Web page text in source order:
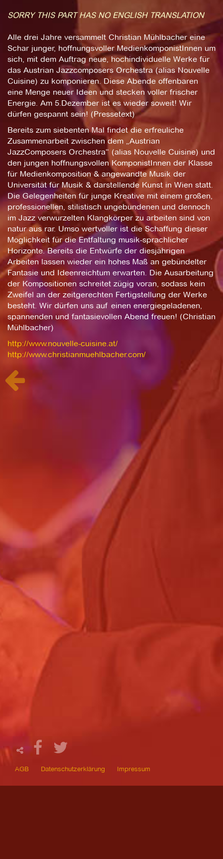
SORRY THIS PART HAS NO ENGLISH TRANSLATION
Alle drei Jahre versammelt Christian Mühlbacher eine
Schar junger, hoffnungsvoller MedienkomponistInnen um
sich, mit dem Auftrag neue, hochindividuelle Werke für
das Austrian Jazzcomposers Orchestra (alias Nouvelle
Cuisine) zu komponieren. Diese Abende offenbaren
eine Menge neuer Ideen und stecken voller frischer
Energie. Am 5.Dezember ist es wieder soweit! Wir
dürfen gespannt sein! (Pressetext)
Bereits zum siebenten Mal findet die erfreuliche
Zusammenarbeit zwischen dem „Austrian
JazzComposers Orchestra“ (alias Nouvelle Cuisine) und
den jungen hoffnungsvollen KomponistInnen der Klasse
für Medienkomposition & angewandte Musik der
Universität für Musik & darstellende Kunst in Wien statt.
Die Gelegenheiten für junge Kreative mit einem großen,
professionellen, stilistisch ungebundenen und dennoch
im Jazz verwurzelten Klangkörper zu arbeiten sind von
natur aus rar. Umso wertvoller ist die Schaffung dieser
Möglichkeit für die Entfaltung musik-sprachlicher
Horizonte. Bereits die Entwürfe der diesjährigen
Arbeiten lassen wieder ein hohes Maß an gebündelter
Fantasie und Ideenreichtum erwarten. Die Ausarbeitung
der Kompositionen schreitet zügig voran, sodass kein
Zweifel an der zeitgerechten Fertigstellung der Werke
besteht. Wir dürfen uns auf einen energiegeladenen,
spannenden und fantasievollen Abend freuen! (Christian
Mühlbacher)
http://www.nouvelle-cuisine.at/
http://www.christianmuehlbacher.com/
AGB Datenschutzerklärung Impressum